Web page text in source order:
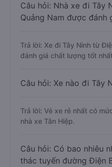
Câu hỏi: Nhà xe đi Tây
Quảng Nam được đánh
Trả lời: Xe đi Tây Ninh từ
đánh giá chất lượng tốt
Câu hỏi: Xe nào đi Tây
Trả lời: Vé xe rẻ nhất có
nhà xe Tân Hiệp.
Câu hỏi: Có bao nhiêu
thác tuyến đường Điện